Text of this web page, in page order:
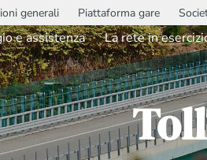
generali Piattaforma gare
e assistenza La rete in